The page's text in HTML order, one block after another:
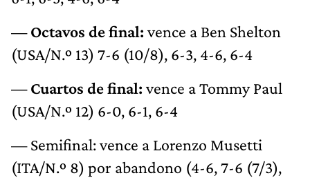
— Octavos de final: vence a Ben Shelton
(USA/N.º 13) 7-6 (10/8), 6-3, 4-6, 6-4
— Cuartos de final: vence a Tommy Paul
(USA/N.º 12) 6-0, 6-1, 6-4
— Semifinal: vence a Lorenzo Musetti
(ITA/N.º 8) por abandono (4-6, 7-6 (7/3),